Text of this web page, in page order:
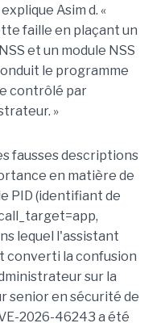
Asim d. «
faille en plaçant un
et un module NSS
le programme
contrôlé par
»
fausses descriptions
en matière de
PID (identifiant de
lequel l'assistant
converti la confusion
sur la
senior en sécurité de
2026-46243 a été